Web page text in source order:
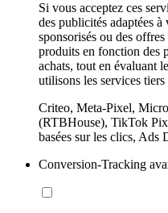
Si vous acceptez ces
des publicités adaptées
sponsorisés ou des
produits en fonction des
achats, tout en évaluant
utilisons les services
Criteo, Meta-Pixel,
(RTBHouse), TikTok
basées sur les clics, Ads
Conversion-Tracking